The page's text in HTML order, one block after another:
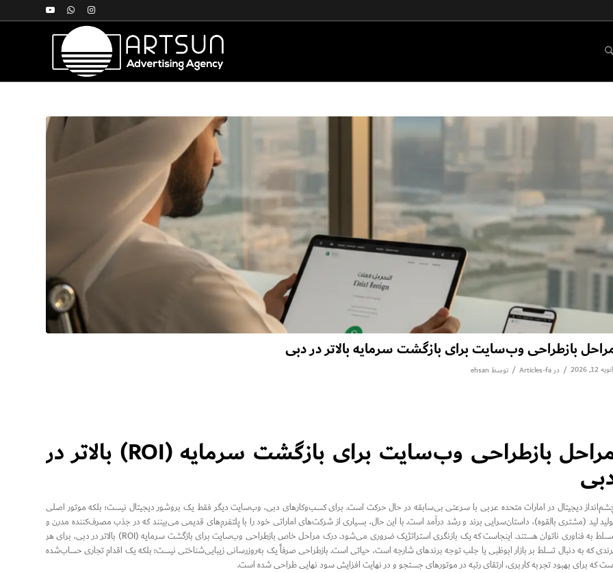
بازطراحی وب‌سایت برای بازگشت سرمایه بالاتر در دبی
12, 2026
/ در Articles-fa
/ توسط ehsan
مراحل بازطراحی وب‌سایت برای بازگشت سرمایه (ROI) بالاتر در
دیجیتال در امارات متحده عربی با سرعتی بی‌سابقه در حال حرکت است. برای کسب‌وکارهای دبی، وب‌سایت دیگر فقط یک بروشور دیجیتال نیست؛ بلکه موتور اصلی
لید (مشتری بالقوه)، داستان‌سرایی برند و رشد درآمد است. با این حال، بسیاری از شرکت‌های اماراتی خود را با پلتفرم‌های قدیمی می‌بینند که در جذب مصرف‌کننده مدرن و
مسلط به فناوری ناتوان هستند. اینجاست که یک بازنگری استراتژیک ضروری می‌شود. درک مراحل خاص بازطراحی وب‌سایت برای بازگشت سرمایه (ROI) بالاتر در دبی، برای هر
که به دنبال تسلط بر بازار ابوظبی یا جلب توجه برندهای شارجه است، حیاتی است. بازطراحی صرفاً یک به‌روزرسانی زیبایی‌شناختی نیست؛ بلکه یک اقدام تجاری حساب‌شده
که برای بهبود تجربه کاربری، ارتقای رتبه در موتورهای جستجو و در نهایت افزایش سود نهایی طراحی شده است.